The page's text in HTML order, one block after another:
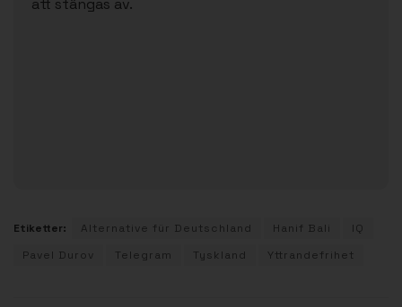
att stängas av.
Etiketter: Alternative für Deutschland Hanif Bali
IQ
Pavel Durov
Telegram Tyskland Yttrandefrihet